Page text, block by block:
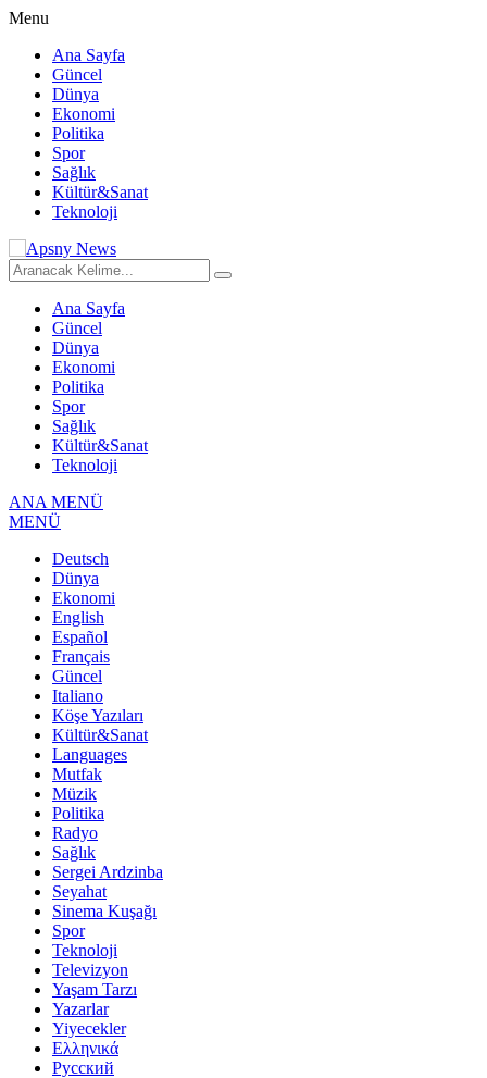
Menu
Ana Sayfa
Güncel
Dünya
Ekonomi
Politika
Spor
Sağlık
Kültür&Sanat
Teknoloji
Ana Sayfa
Güncel
Dünya
Ekonomi
Politika
Spor
Sağlık
Kültür&Sanat
Teknoloji
ANA MENÜ
MENÜ
Deutsch
Dünya
Ekonomi
English
Español
Français
Güncel
Italiano
Köşe Yazıları
Kültür&Sanat
Languages
Mutfak
Müzik
Politika
Radyo
Sağlık
Sergei Ardzinba
Seyahat
Sinema Kuşağı
Spor
Teknoloji
Televizyon
Yaşam Tarzı
Yazarlar
Yiyecekler
Ελληνικά
Русский